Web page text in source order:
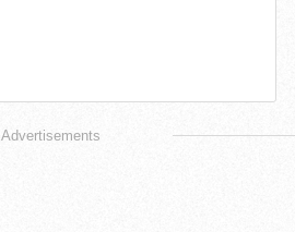
Advertisements